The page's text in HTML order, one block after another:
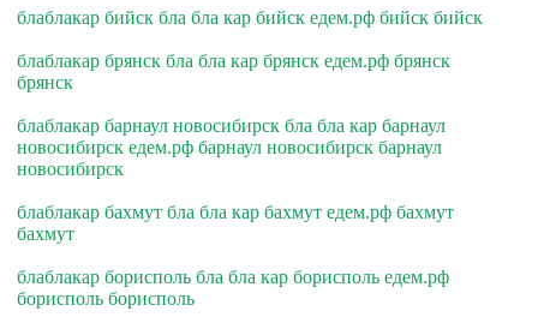
блаблакар бийск бла бла кар бийск едем.рф бийск бийск
блаблакар брянск бла бла кар брянск едем.рф брянск
брянск
блаблакар барнаул новосибирск бла бла кар барнаул
новосибирск едем.рф барнаул новосибирск барнаул
новосибирск
блаблакар бахмут бла бла кар бахмут едем.рф бахмут
бахмут
блаблакар борисполь бла бла кар борисполь едем.рф
борисполь борисполь